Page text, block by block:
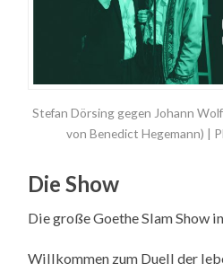
Stefan Dörsing gegen Johann
von Benedict Hegemann) |
Die Show
Die große Goethe Slam Show
Willkommen zum Duell der